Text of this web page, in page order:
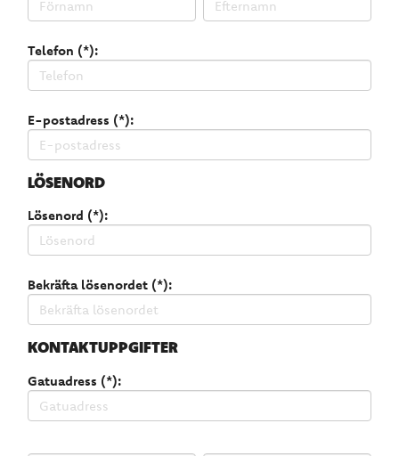
Telefon (*):
E-postadress (*):
LÖSENORD
Lösenord (*):
Bekräfta lösenordet (*):
KONTAKTUPPGIFTER
Gatuadress (*):